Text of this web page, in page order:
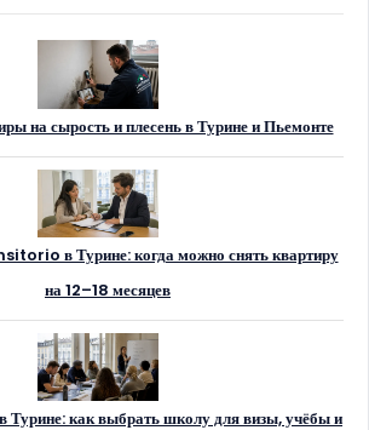
на сырость и плесень в Турине и Пьемонте
в Турине: когда можно снять квартиру
на 12–18 месяцев
Турине: как выбрать школу для визы, учёбы и